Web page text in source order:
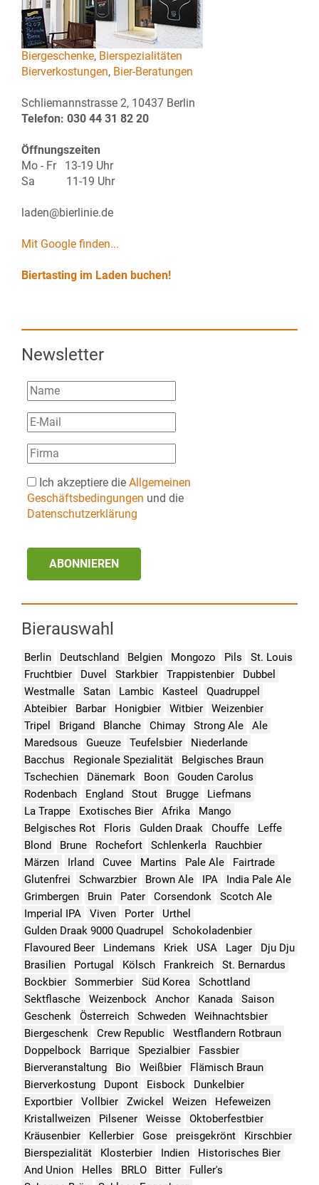
Biergeschenke, Bierspezialitäten
Bierverkostungen, Bier-Beratungen
Schliemannstrasse 2, 10437 Berlin
Telefon: 030 44 31 82 20
Öffnungszeiten
Mo - Fr 13-19 Uhr
Sa 11-19 Uhr
laden@bierlinie.de
Mit Google finden...
Biertasting im Laden buchen!
Newsletter
Ich akzeptiere die Allgemeinen
Geschäftsbedingungen und die
Datenschutzerklärung
ABONNIEREN
Bierauswahl
Berlin Deutschland Belgien Mongozo Pils
St. Louis
Fruchtbier
Duvel Starkbier Trappistenbier
Dubbel
Westmalle
Satan Lambic Kasteel
Quadruppel
Abteibier
Barbar Honigbier Witbier
Weizenbier
Tripel
Brigand Blanche Chimay Strong Ale
Ale
Maredsous
Gueuze Teufelsbier
Niederlande
Bacchus
Regionale Spezialität
Belgisches Braun
Tschechien
Dänemark Boon
Gouden Carolus
Rodenbach
England Stout Brugge
Liefmans
La Trappe
Exotisches Bier Afrika
Mango
Belgisches Rot
Floris Gulden Draak Chouffe
Leffe
Blond
Brune Rochefort Schlenkerla
Rauchbier
Märzen
Irland Cuvee Martins Pale Ale
Fairtrade
Glutenfrei
Schwarzbier Brown Ale IPA
India Pale Ale
Grimbergen
Bruin Pater Corsendonk
Scotch Ale
Imperial IPA
Viven Porter
Urthel
Gulden Draak 9000 Quadrupel
Schokoladenbier
Flavoured Beer
Lindemans Kriek USA Lager
Dju Dju
Brasilien
Portugal Kölsch Frankreich
St. Bernardus
Bockbier
Sommerbier Süd Korea
Schottland
Sektflasche
Weizenbock Anchor Kanada
Saison
Geschenk
Österreich Schweden
Weihnachtsbier
Biergeschenk
Crew Republic
Westflandern Rotbraun
Doppelbock
Barrique Spezialbier
Fassbier
Bierveranstaltung
Bio Weißbier
Flämisch Braun
Bierverkostung
Dupont Eisbock
Dunkelbier
Exportbier
Vollbier Zwickel Weizen
Hefeweizen
Kristallweizen
Pilsener Weisse
Oktoberfestbier
Kräusenbier
Kellerbier Gose preisgekrönt
Kirschbier
Bierspezialität
Klosterbier Indien
Historisches Bier
And Union
Helles BRLO Bitter
Fuller's